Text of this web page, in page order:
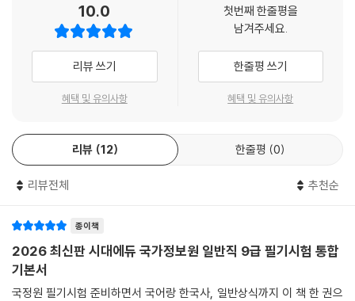
10.0
리뷰 쓰기
혜택 및 유의사항
첫번째 한줄평을
남겨주세요.
한줄평 쓰기
혜택 및 유의사항
리뷰 12 한줄평 0
리뷰전체 추천순
종이책
2026 최신판 시대에듀 국가정보원 일반직 9급 필기시험 통합
기본서
국정원 필기시험 준비하면서 국어랑 한국사, 일반상식까지 이 책 한 권으